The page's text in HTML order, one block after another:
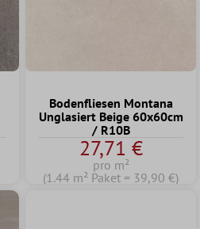
Bodenfliesen Montana
Unglasiert Beige 60x60cm
/ R10B
27,71 €
pro m²
(1.44 m² Paket = 39,90 €)